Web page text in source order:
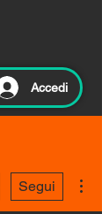
Accedi
Segui